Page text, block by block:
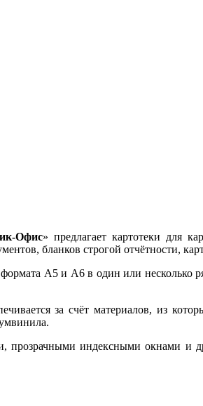
Офис» предлагает картотеки для
бланков строгой отчётности,
А5 и А6 в один или несколько
за счёт материалов, из
прозрачными индексными окнами и